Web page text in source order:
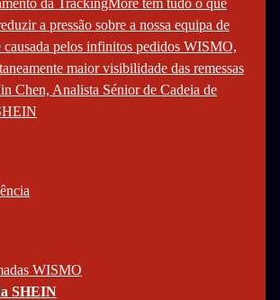
da TrackingMore tem tudo o que
a pressão sobre a nossa equipa de
causada pelos infinitos pedidos WISMO,
maior visibilidade das remessas
Chen, Analista Sénior de Cadeia de
WISMO
SHEIN